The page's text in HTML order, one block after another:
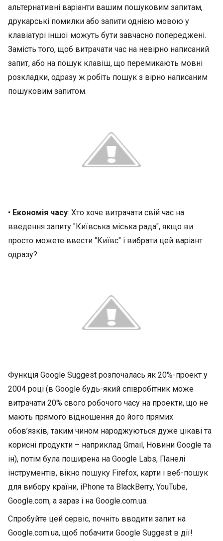
альтернативні варіанти вашим пошуковим запитам,
друкарські помилки або запити однією мовою у
клавіатурі іншої можуть бути завчасно попереджені.
Замість того, щоб витрачати час на невірно написаний
запит, або на пошук клавіш, що перемикають мовні
розкладки, одразу ж робіть пошук з вірно написаним
пошуковим запитом.
• Економія часу: Хто хоче витрачати свій час на
введення запиту "Київська міська рада", якщо ви
просто можете ввести "Київс" і вибрати цей варіант
одразу?
Функція Google Suggest розпочалась як 20%-проект у
2004 році (в Google будь-який співробітник може
витрачати 20% свого робочого часу на проекти, що не
мають прямого відношення до його прямих
обов’язків, таким чином народжуються дуже цікаві та
корисні продукти – наприклад Gmail, Новини Google та
ін), потім була поширена на Google Labs, Панелі
інструментів, вікно пошуку Firefox, карти і веб-пошук
для вибору країни, iPhone та BlackBerry, YouTube,
Google.com, а зараз і на Google.com.ua.
Спробуйте цей сервіс, почніть вводити запит на
Google.com.ua, щоб побачити Google Suggest в дії!